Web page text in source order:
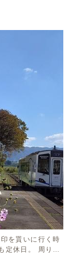
を貰いに行く時
定休日。 周りに
2時間。歩いて